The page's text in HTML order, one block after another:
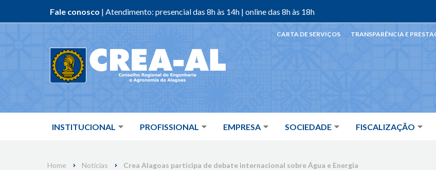
Fale conosco | Atendimento: presencial das 8h às 14h | online das 8h às 18h
INSTITUCIONAL PROFISSIONAL EMPRESA SOCIEDADE FISCALIZAÇÃO
TRANSPARÊNCIA E
CARTA DE SERVIÇOS
Home Notícias Crea Alagoas participa de debate internacional sobre Água e Energia